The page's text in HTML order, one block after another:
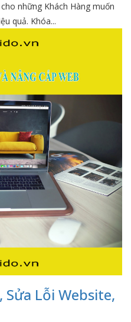
những Khách Hàng muốn
quả. Khóa...
Sửa Lỗi Website,